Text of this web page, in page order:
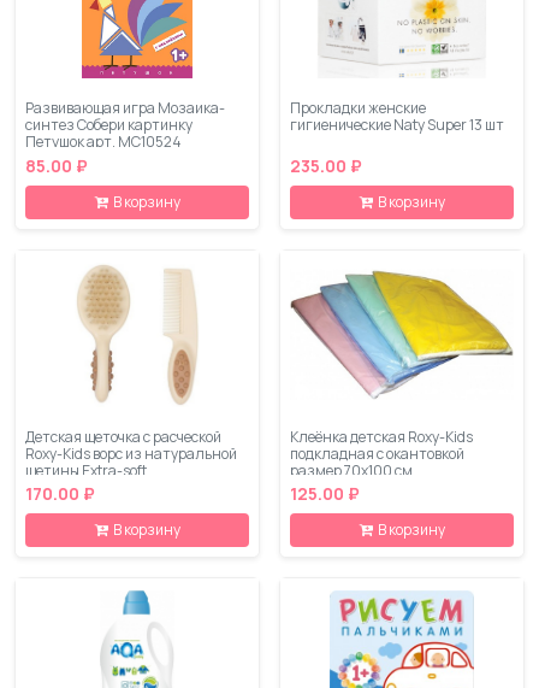
Развивающая игра Мозаика-
синтез Собери картинку
Петушок арт. МС10524
85.00 ₽
В корзину
Прокладки женские
гигиенические Naty Super 13 шт
235.00 ₽
В корзину
Детская щеточка с расческой
Roxy-Kids ворс из натуральной
щетины Extra-soft
170.00 ₽
В корзину
Клеёнка детская Roxy-Kids
подкладная с окантовкой
размер 70х100 см
125.00 ₽
В корзину